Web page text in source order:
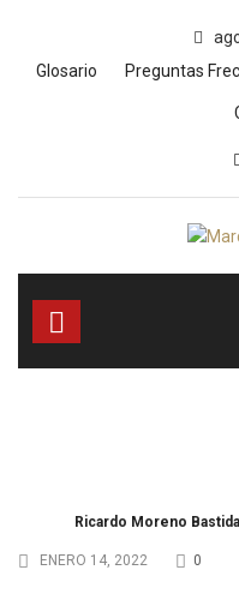
contentGlosario
Preguntas
Ricardo Moreno Bastida
ENERO 14, 2022 0